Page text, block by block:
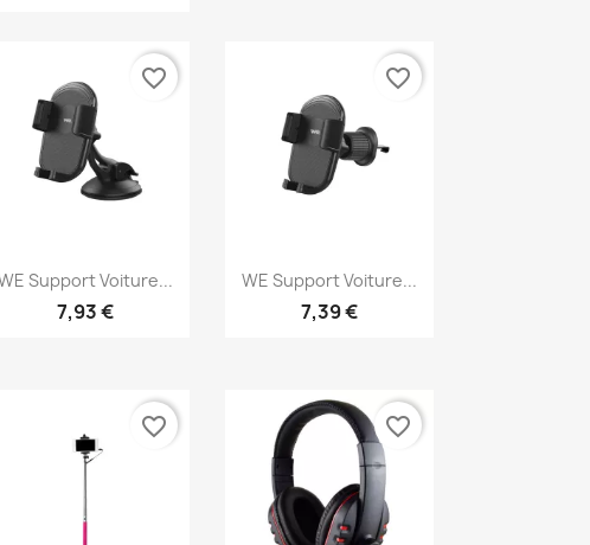
Aperçu rapide
Support Voiture...
7,93 €
favorite_border
Aperçu rapide
WE Support Voiture...
7,39 €
favorite_border
favorite_border favorite_border